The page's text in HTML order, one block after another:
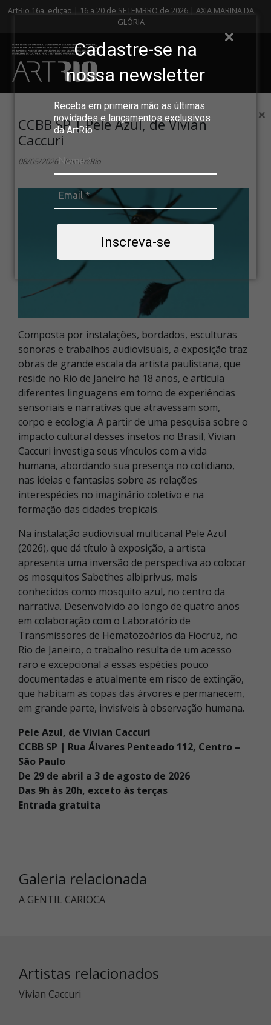
Cadastre-se na
nossa newsletter
Receba em primeira mão as últimas
novidades e lançamentos exclusivos
da ArtRio
Inscreva-se
ArtRio 16a. edição | 16 a 20 de SETEMBRO de 2026 | AXIA MARINA DA
GLÓRIA
×
CCBB SP | Pele Azul, de Vivian
Caccuri
08/05/2026 - Por ArtRio
Composta por instalações, bordados, esculturas
sonoras e trabalhos audiovisuais, a exposição traz
obras de grande escala da artista paulistana, que
reside no Rio de Janeiro há 18 anos, e articula
diferentes linguagens em torno de experiências
sensoriais e narrativas que atravessam som,
corpo e ecologia. A partir de uma pesquisa sobre o
impacto cultural desses insetos no Brasil, Vivian
Caccuri investiga seus vínculos com a vida
humana, abordando sua presença no cotidiano,
nas ideias e fantasias sobre as relações
interespécies no imaginário coletivo e na
formação das cidades tropicais.
Na instalação audiovisual multicanal Pele Azul
(2026), que dá título à exposição, a artista
apresenta uma inversão de perspectiva ao colocar
os mosquitos Sabethes albiprivus, mais
conhecidos como mosquito azul, no centro da
narrativa. Desenvolvido ao longo de quatro anos
em colaboração com o Laboratório de
Transmissores de Hematozoários da Fiocruz, no
Rio de Janeiro, o trabalho resulta de um acesso
raro e excepcional a essas espécies pouco
documentadas e atualmente em risco de extinção,
que habitam as copas das árvores e permanecem,
em grande parte, invisíveis à observação humana.
Pele Azul, de Vivian Caccuri
CCBB SP | Rua Álvares Penteado 112, Centro –
São Paulo
De 29 de abril a 3 de agosto de 2026
Das 9h às 20h, exceto às terças
Entrada gratuita
Galeria relacionada
A GENTIL CARIOCA
Artistas relacionados
Vivian Caccuri